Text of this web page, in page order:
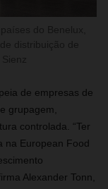
de empresas de
grupagem,
controlada. “Ter
na European Food
Alexander Tonn,